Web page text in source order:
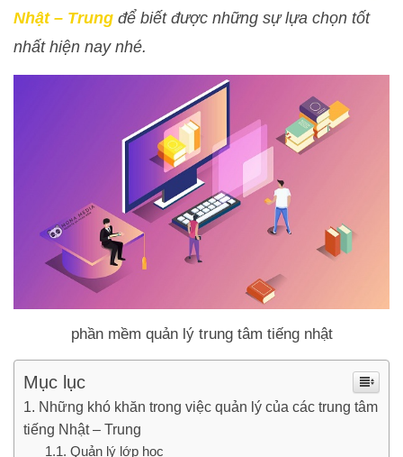
Nhật – Trung để biết được những sự lựa chọn tốt
nhất hiện nay nhé.
phần mềm quản lý trung tâm tiếng nhật
Mục lục
Những khó khăn trong việc quản lý của các trung tâm
tiếng Nhật – Trung
Quản lý lớp học